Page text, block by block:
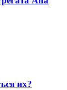
их?